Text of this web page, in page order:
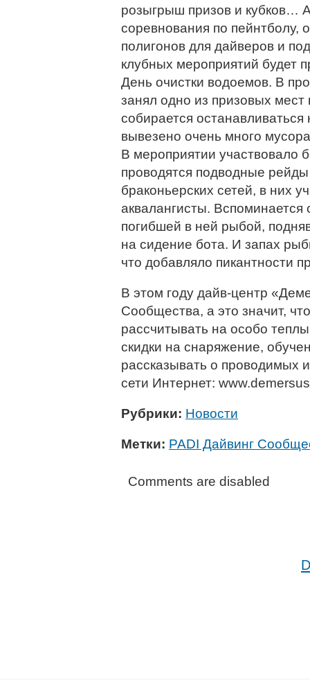
розыгрыш призов и кубков…
соревнования по пейнтболу,
полигонов для дайверов и
клубных мероприятий будет
День очистки водоемов. В
занял одно из призовых
собирается
вывезено очень много
В мероприятии участвовало
проводятся подводные
браконьерских сетей, в них
аквалангисты. Вспоминается
погибшей в ней рыбой,
на сидение бота. И запах
что добавляло пикантности
В этом году дайв-центр
Сообщества, а это значит,
рассчитывать на особо
скидки на снаряжение,
рассказывать о проводимых
сети Интернет:
Рубрики: Новости
Метки: PADI Дайвинг
Comments are disabled